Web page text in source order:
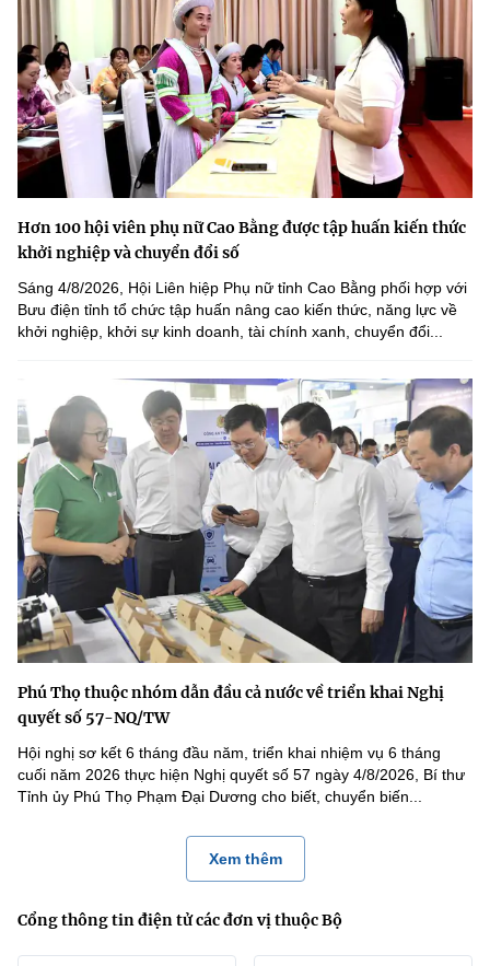
Hơn 100 hội viên phụ nữ Cao Bằng được tập huấn kiến thức
khởi nghiệp và chuyển đổi số
Sáng 4/8/2026, Hội Liên hiệp Phụ nữ tỉnh Cao Bằng phối hợp với
Bưu điện tỉnh tổ chức tập huấn nâng cao kiến thức, năng lực về
khởi nghiệp, khởi sự kinh doanh, tài chính xanh, chuyển đổi...
Phú Thọ thuộc nhóm dẫn đầu cả nước về triển khai Nghị
quyết số 57-NQ/TW
Hội nghị sơ kết 6 tháng đầu năm, triển khai nhiệm vụ 6 tháng
cuối năm 2026 thực hiện Nghị quyết số 57 ngày 4/8/2026, Bí thư
Tỉnh ủy Phú Thọ Phạm Đại Dương cho biết, chuyển biến...
Xem thêm
Cổng thông tin điện tử các đơn vị thuộc Bộ